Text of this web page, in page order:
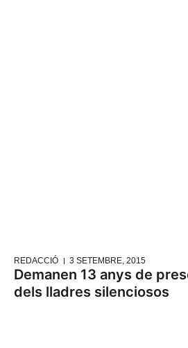
REDACCIÓ 3 SETEMBRE, 2015
Demanen 13 anys de
dels lladres silenciosos